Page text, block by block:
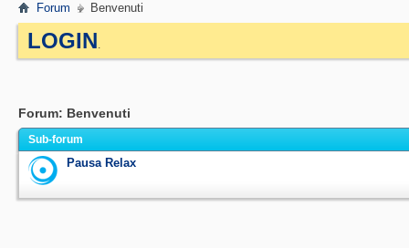
Forum Benvenuti
LOGIN.
Forum: Benvenuti
Sub-forum
Pausa Relax